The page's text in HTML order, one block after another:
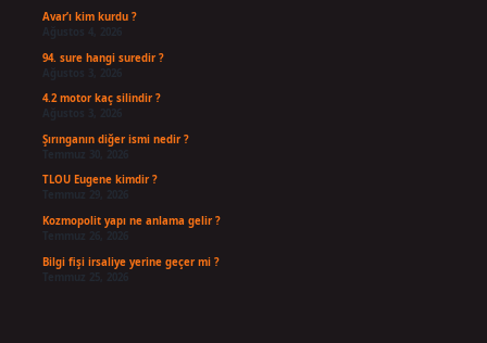
Avar’ı kim kurdu ?
Ağustos 4, 2026
94. sure hangi suredir ?
Ağustos 3, 2026
4.2 motor kaç silindir ?
Ağustos 3, 2026
Şırınganın diğer ismi nedir ?
TLOU Eugene kimdir ?
Temmuz 29, 2026
Kozmopolit yapı ne anlama gelir ?
Bilgi fişi irsaliye yerine geçer mi ?
Temmuz 25, 2026